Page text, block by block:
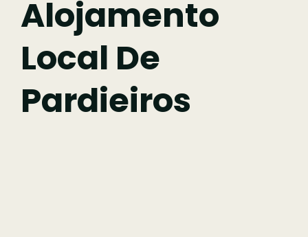
Ficar
Alojamento
Local De
Pardieiros